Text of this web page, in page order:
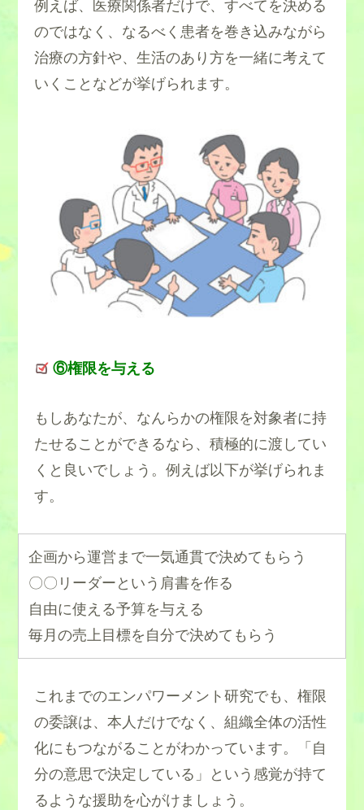
例えば、医療関係者だけで、すべてを決める
のではなく、なるべく患者を巻き込みながら
治療の方針や、生活のあり方を一緒に考えて
いくことなどが挙げられます。
⑥権限を与える
もしあなたが、なんらかの権限を対象者に持
たせることができるなら、積極的に渡してい
くと良いでしょう。例えば以下が挙げられま
す。
企画から運営まで一気通貫で決めてもらう
〇〇リーダーという肩書を作る
自由に使える予算を与える
毎月の売上目標を自分で決めてもらう
これまでのエンパワーメント研究でも、権限
の委譲は、本人だけでなく、組織全体の活性
化にもつながることがわかっています。「自
分の意思で決定している」という感覚が持て
るような援助を心がけましょう。